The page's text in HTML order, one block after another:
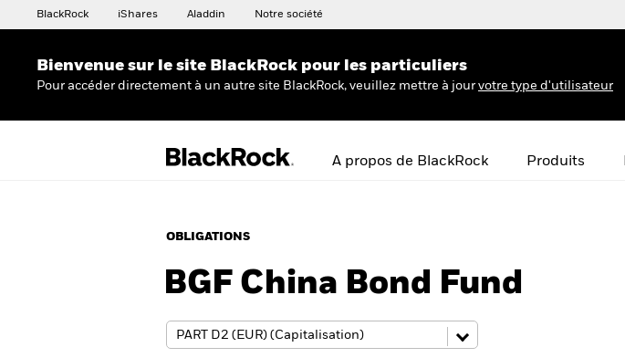
BlackRock iShares Aladdin Notre société
Bienvenue sur le site BlackRock pour les particuliers
Pour accéder directement à un autre site BlackRock, veuillez mettre à jour votre type d'utilisateur
A propos de BlackRock Produits
OBLIGATIONS
BGF China Bond Fund